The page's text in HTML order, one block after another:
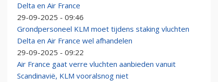
Delta en Air France
29-09-2025 - 09:46
Grondpersoneel KLM moet tijdens staking vluchten
Delta en Air France wel afhandelen
29-09-2025 - 09:22
Air France gaat verre vluchten aanbieden vanuit
Scandinavië, KLM vooralsnog niet